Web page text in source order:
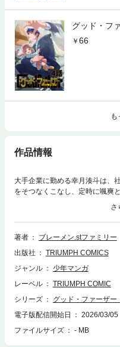
グッド・フ
66
も
作品情報
大手企業に勤める幸月湊斗は、
をそつなくこなし、定時に颯爽
数知れない。目に入れても痛く
最高のグッドファーザーを目指
著者
ブレーメン.stファミリー
出版社
TRIUMPH COMICS
ジャンル
少年マンガ
レーベル
TRIUMPH COMIC
シリーズ
グッド・ファーザー
電子版配信開始日
2026/03/05
ファイルサイズ
- MB